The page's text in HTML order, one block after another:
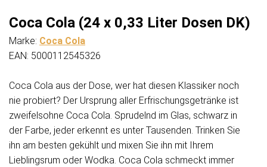
Coca Cola (24 x 0,33 Liter Dosen DK)
Marke: Coca Cola
EAN: 5000112545326
Coca Cola aus der Dose, wer hat diesen Klassiker noch
nie probiert? Der Ursprung aller Erfrischungsgetränke ist
zweifelsohne Coca Cola. Sprudelnd im Glas, schwarz in
der Farbe, jeder erkennt es unter Tausenden. Trinken Sie
ihn am besten gekühlt und mixen Sie ihn mit Ihrem
Lieblingsrum oder Wodka. Coca Cola schmeckt immer